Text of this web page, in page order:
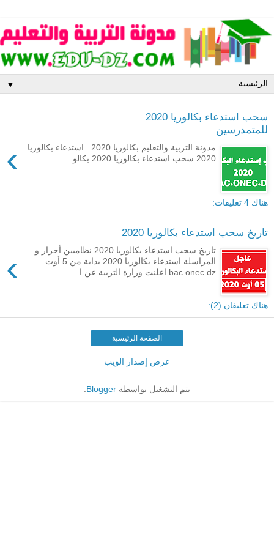
▼
سحب استدعاء بكالوريا 2020
للمتمدرسين
›
مدونة التربية والتعليم بكالوريا 2020 استدعاء بكالوريا
2020 سحب استدعاء بكالوريا 2020 بكالو...
هناك 4 تعليقات:
تاريخ سحب استدعاء بكالوريا 2020
›
تاريخ سحب استدعاء بكالوريا 2020 نظاميين أحرار و
المراسلة استدعاء بكالوريا 2020 بداية من 5 أوت
bac.onec.dz اعلنت وزارة التربية عن ا...
هناك تعليقان (2):
الصفحة الرئيسية
عرض إصدار الويب
يتم التشغيل بواسطة Blogger